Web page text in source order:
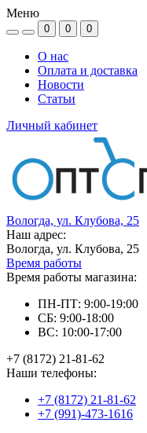
Меню
0 0 0
О нас
Оплата и доставка
Новости
Статьи
Личный кабинет
Вологда, ул. Клубова, 25
Наш адрес:
Вологда, ул. Клубова, 25
Время работы
Время работы магазина:
ПН-ПТ: 9:00-19:00
СБ: 9:00-18:00
ВС: 10:00-17:00
+7 (8172) 21-81-62
Наши телефоны:
+7 (8172) 21-81-62
+7 (991)-473-1616